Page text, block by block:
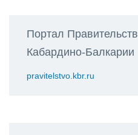
Портал
Кабардино-Балкарии
pravitelstvo.kbr.ru